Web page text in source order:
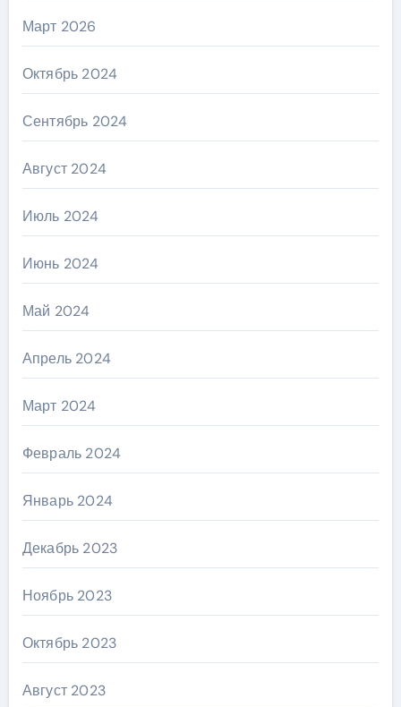
Март 2026
Октябрь 2024
Сентябрь 2024
Август 2024
Июль 2024
Июнь 2024
Май 2024
Апрель 2024
Март 2024
Февраль 2024
Январь 2024
Декабрь 2023
Ноябрь 2023
Октябрь 2023
Август 2023